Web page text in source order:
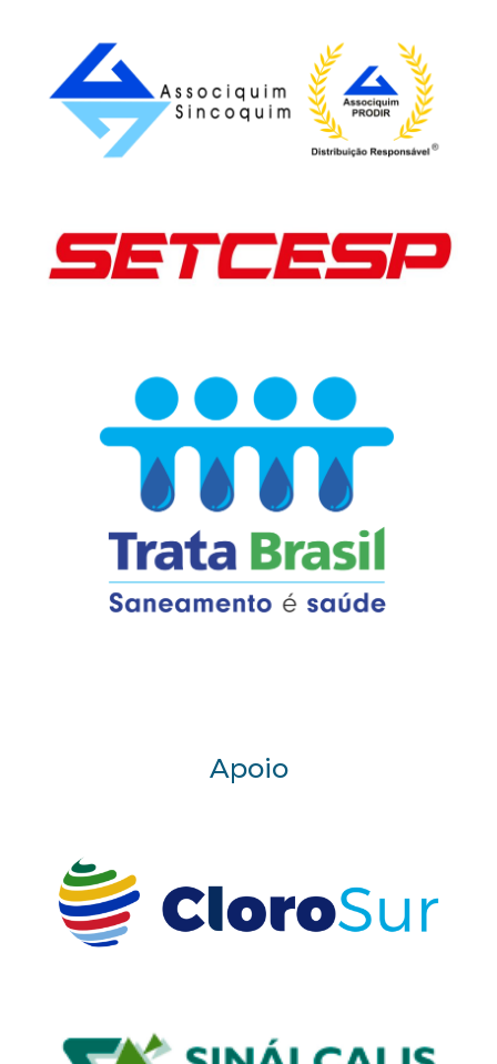
Apoio